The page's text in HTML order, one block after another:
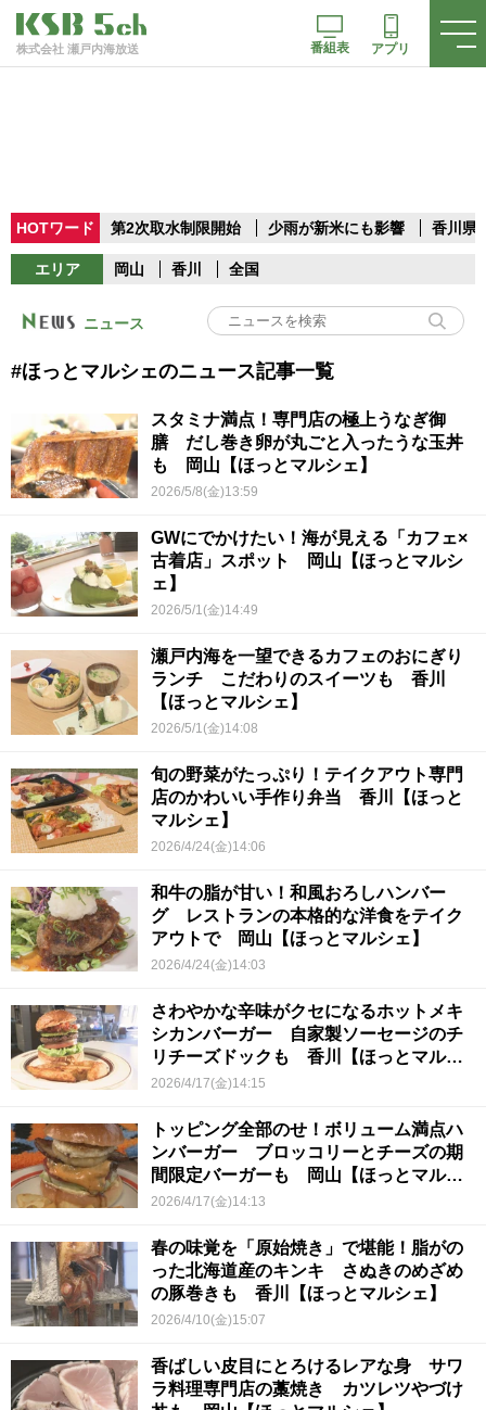
株式会社 瀬戸内海放送 番組表 アプリ
HOTワード 第2次取水制限開始 少雨が新米にも影響 香川県
エリア 岡山 香川 全国
ニュース
#ほっとマルシェのニュース記事一覧
スタミナ満点！専門店の極上うなぎ御
膳 だし巻き卵が丸ごと入ったうな玉丼
も 岡山【ほっとマルシェ】
2026/5/8(金)13:59
GWにでかけたい！海が見える「カフェ×
古着店」スポット 岡山【ほっとマルシ
ェ】
2026/5/1(金)14:49
瀬戸内海を一望できるカフェのおにぎり
ランチ こだわりのスイーツも 香川
【ほっとマルシェ】
2026/5/1(金)14:08
旬の野菜がたっぷり！テイクアウト専門
店のかわいい手作り弁当 香川【ほっと
マルシェ】
2026/4/24(金)14:06
和牛の脂が甘い！和風おろしハンバー
グ レストランの本格的な洋食をテイク
アウトで 岡山【ほっとマルシェ】
2026/4/24(金)14:03
さわやかな辛味がクセになるホットメキ
シカンバーガー 自家製ソーセージのチ
リチーズドックも 香川【ほっとマルシ
ェ】
2026/4/17(金)14:15
トッピング全部のせ！ボリューム満点ハ
ンバーガー ブロッコリーとチーズの期
間限定バーガーも 岡山【ほっとマルシ
ェ】
2026/4/17(金)14:13
春の味覚を「原始焼き」で堪能！脂がの
った北海道産のキンキ さぬきのめざめ
の豚巻きも 香川【ほっとマルシェ】
2026/4/10(金)15:07
香ばしい皮目にとろけるレアな身 サワ
ラ料理専門店の藁焼き カツレツやづけ